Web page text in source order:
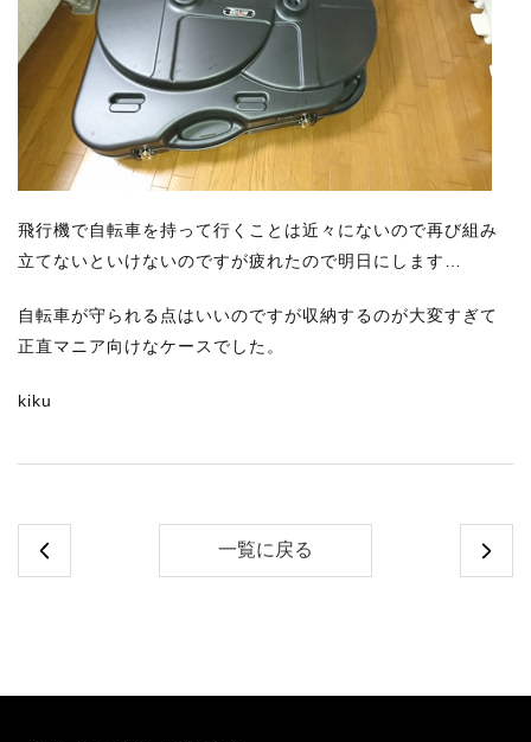
飛行機で自転車を持って行くことは近々にないので再び組み
立てないといけないのですが疲れたので明日にします…
自転車が守られる点はいいのですが収納するのが大変すぎて
正直マニア向けなケースでした。
kiku
一覧に戻る